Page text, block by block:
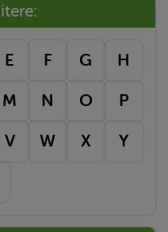
E F G H
M N O P
V W X Y